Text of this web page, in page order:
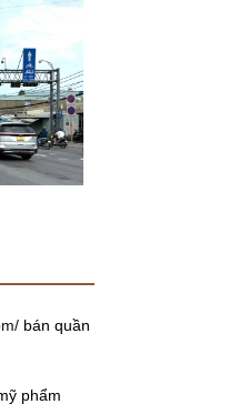
bán quần
phẩm